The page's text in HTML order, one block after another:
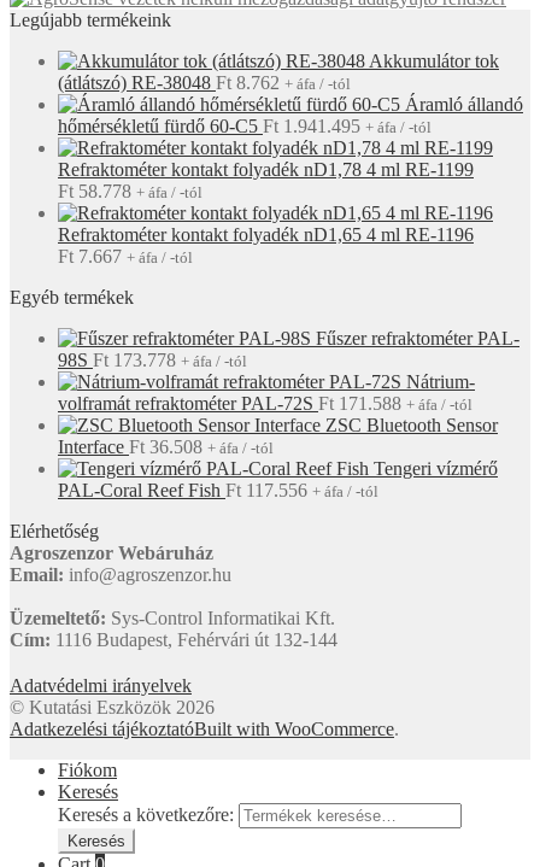
Legújabb termékeink
Akkumulátor tok
(átlátszó) RE-38048 Ft 8.762 + áfa / -tól
Áramló állandó
hőmérsékletű fürdő 60-C5 Ft 1.941.495 + áfa / -tól
Refraktométer kontakt folyadék nD1,78 4 ml RE-1199
Ft 58.778 + áfa / -tól
Refraktométer kontakt folyadék nD1,65 4 ml RE-1196
Ft 7.667 + áfa / -tól
Egyéb termékek
Fűszer refraktométer PAL-
98S Ft 173.778 + áfa / -tól
Nátrium-
volframát refraktométer PAL-72S Ft 171.588 + áfa / -tól
ZSC Bluetooth Sensor
Interface Ft 36.508 + áfa / -tól
Tengeri vízmérő
PAL-Coral Reef Fish Ft 117.556 + áfa / -tól
Elérhetőség
Agroszenzor Webáruház
Email: info@agroszenzor.hu
Üzemeltető: Sys-Control Informatikai Kft.
Cím: 1116 Budapest, Fehérvári út 132-144
Adatvédelmi irányelvek
© Kutatási Eszközök 2026
Adatkezelési tájékoztatóBuilt with WooCommerce.
Fiókom
Keresés
Keresés a következőre:
Keresés